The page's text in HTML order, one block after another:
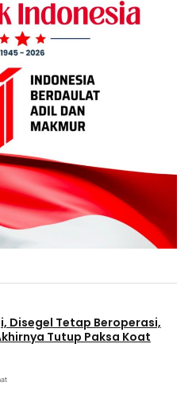
Disegel Tetap Beroperasi,
Tutup Paksa Koat